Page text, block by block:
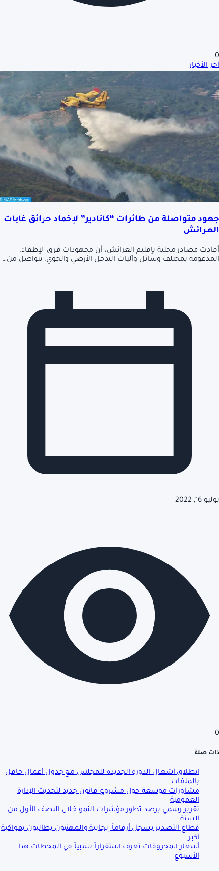
0
آخر الأخبار
جهود متواصلة من طائرات “كانادير” لإخماد حرائق غابات
العرائش
أفادت مصادر محلية بإقليم العرائش، أن مجهودات فرق الإطفاء،
المدعومة بمختلف وسائل وآليات التدخل الأرضي والجوي، تتواصل من…
يوليو 16, 2022
0
ذات صلة
انطلاق أشغال الدورة الجديدة للمجلس مع جدول أعمال حافل
بالملفات
مشاورات موسعة حول مشروع قانون جديد لتحديث الإدارة
العمومية
تقرير رسمي يرصد تطور مؤشرات النمو خلال النصف الأول من
السنة
قطاع التصدير يسجل أرقاماً إيجابية والمهنيون يطالبون بمواكبة
أكبر
أسعار المحروقات تعرف استقراراً نسبياً في المحطات هذا
الأسبوع